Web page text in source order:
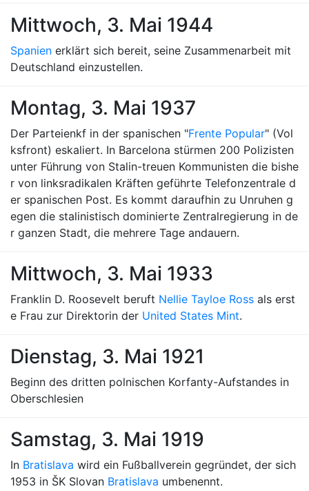
Mittwoch, 3. Mai 1944
Spanien erklärt sich bereit, seine Zusammenarbeit mit
Deutschland einzustellen.
Montag, 3. Mai 1937
Der Parteienkf in der spanischen "Frente Popular" (Vol
ksfront) eskaliert. In Barcelona stürmen 200 Polizisten
unter Führung von Stalin-treuen Kommunisten die bishe
r von linksradikalen Kräften geführte Telefonzentrale d
er spanischen Post. Es kommt daraufhin zu Unruhen g
egen die stalinistisch dominierte Zentralregierung in de
r ganzen Stadt, die mehrere Tage andauern.
Mittwoch, 3. Mai 1933
Franklin D. Roosevelt beruft Nellie Tayloe Ross als erst
e Frau zur Direktorin der United States Mint.
Dienstag, 3. Mai 1921
Beginn des dritten polnischen Korfanty-Aufstandes in
Oberschlesien
Samstag, 3. Mai 1919
In Bratislava wird ein Fußballverein gegründet, der sich
1953 in ŠK Slovan Bratislava umbenennt.